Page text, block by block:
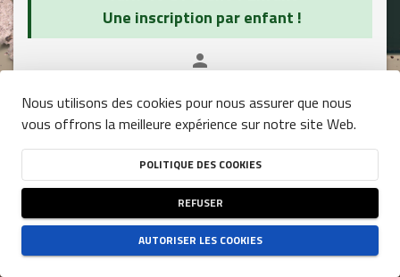
Une inscription par enfant !
person
CHRONOMÉTRÉ
01/06/2025
HEURE
12:00(UTC+01:00)
DISPONIBILITÉ
PLACES RESTANTES0
Nous utilisons des cookies pour nous assurer que nous
vous offrons la meilleure expérience sur notre site Web.
POLITIQUE DES COOKIES
REFUSER
AUTORISER LES COOKIES